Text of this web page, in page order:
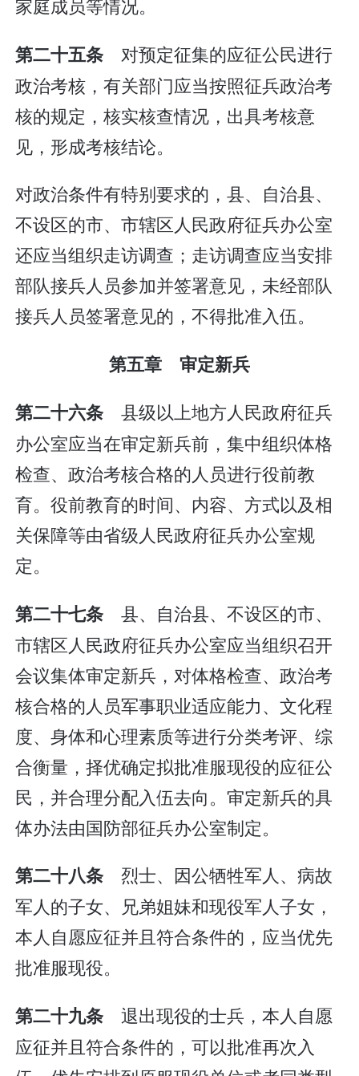
家庭成员等情况。
第二十五条 对预定征集的应征公民进行
政治考核，有关部门应当按照征兵政治考
核的规定，核实核查情况，出具考核意
见，形成考核结论。
对政治条件有特别要求的，县、自治县、
不设区的市、市辖区人民政府征兵办公室
还应当组织走访调查；走访调查应当安排
部队接兵人员参加并签署意见，未经部队
接兵人员签署意见的，不得批准入伍。
第五章 审定新兵
第二十六条 县级以上地方人民政府征兵
办公室应当在审定新兵前，集中组织体格
检查、政治考核合格的人员进行役前教
育。役前教育的时间、内容、方式以及相
关保障等由省级人民政府征兵办公室规
定。
第二十七条 县、自治县、不设区的市、
市辖区人民政府征兵办公室应当组织召开
会议集体审定新兵，对体格检查、政治考
核合格的人员军事职业适应能力、文化程
度、身体和心理素质等进行分类考评、综
合衡量，择优确定拟批准服现役的应征公
民，并合理分配入伍去向。审定新兵的具
体办法由国防部征兵办公室制定。
第二十八条 烈士、因公牺牲军人、病故
军人的子女、兄弟姐妹和现役军人子女，
本人自愿应征并且符合条件的，应当优先
批准服现役。
第二十九条 退出现役的士兵，本人自愿
应征并且符合条件的，可以批准再次入